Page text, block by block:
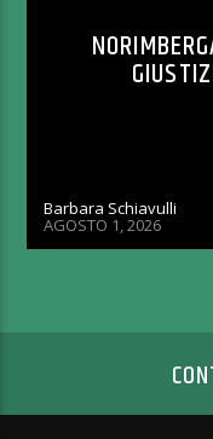
Barbara Schiavulli
AGOSTO 1, 2026